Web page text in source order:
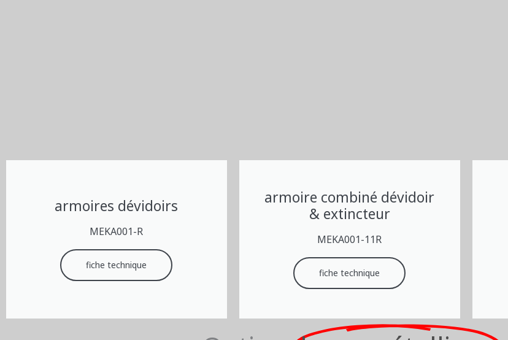
armoires dévidoirs
MEKA001-R
fiche technique
armoire combiné dévidoir
& extincteur
MEKA001-11R
fiche technique